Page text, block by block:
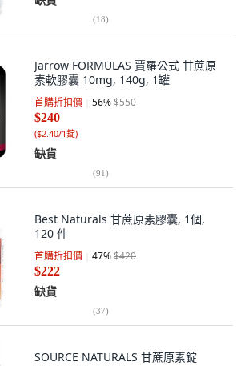
(18)
Jarrow FORMULAS 賈羅公式 甘蔗原
素軟膠囊 10mg, 140g, 1罐
首購折扣價 56%$550
$240
($2.40/1錠)
缺貨
(91)
Best Naturals 甘蔗原素膠囊, 1個,
120 件
首購折扣價 47%$420
$222
缺貨
(37)
SOURCE NATURALS 甘蔗原素錠